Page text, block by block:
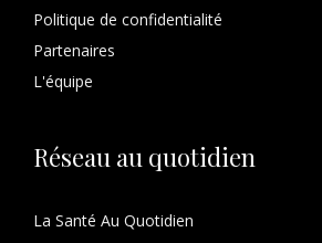
Politique de confidentialité
Partenaires
L'équipe
Réseau au quotidien
La Santé Au Quotidien